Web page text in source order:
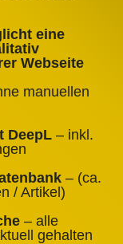
eine
Webseite
manuellen
DeepL – inkl.
– (ca.
/ Artikel)
– alle
gehalten